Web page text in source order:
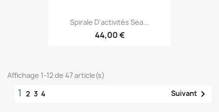
Spirale D'activités Sea...
44,00 €
Affichage 1-12 de 47 article(s)
1 2 3 4 Suivant 